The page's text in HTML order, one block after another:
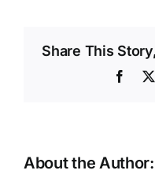
Share This
About the Author: